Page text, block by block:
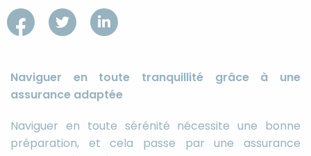
Naviguer en toute tranquillité grâce à une
assurance adaptée
Naviguer en toute sérénité nécessite une bonne
préparation, et cela passe par une assurance